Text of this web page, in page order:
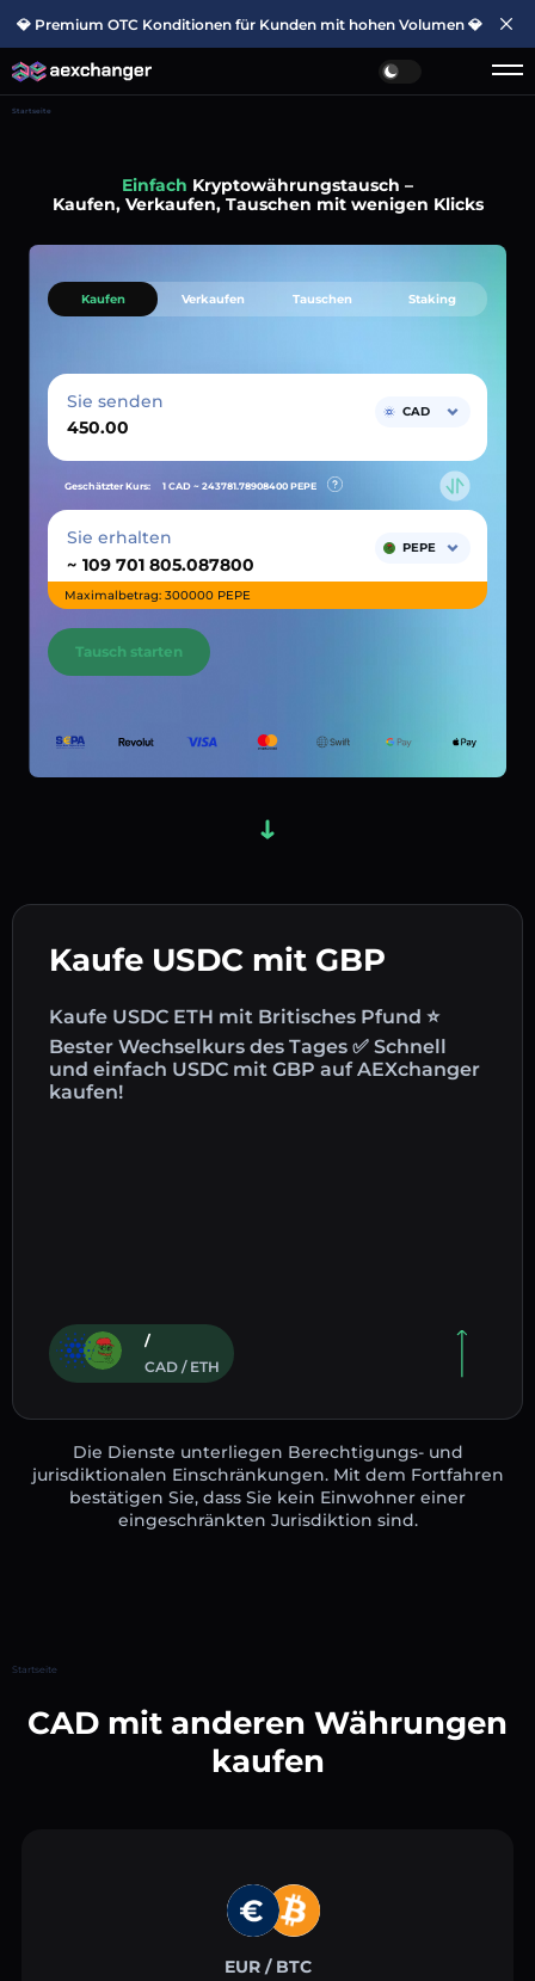
💎 Premium OTC Konditionen für Kunden mit hohen Volumen 💎
Startseite
Einfach Kryptowährungstausch –
Kaufen, Verkaufen, Tauschen mit wenigen Klicks
Kaufe USDC mit GBP
Kaufe USDC ETH mit Britisches Pfund ⭐
Bester Wechselkurs des Tages ✅ Schnell
und einfach USDC mit GBP auf AEXchanger
kaufen!
/
CAD / ETH
Kaufen Verkaufen Tauschen Staking
Sie senden CAD
Geschätzter Kurs: 1 CAD ~ 243781.78908400 PEPE
Sie erhalten
~
PEPE
Maximalbetrag: 300000 PEPE
Tausch starten
Die Dienste unterliegen Berechtigungs- und
jurisdiktionalen Einschränkungen. Mit dem Fortfahren
bestätigen Sie, dass Sie kein Einwohner einer
eingeschränkten Jurisdiktion sind.
Startseite
CAD mit anderen Währungen
kaufen
EUR / BTC